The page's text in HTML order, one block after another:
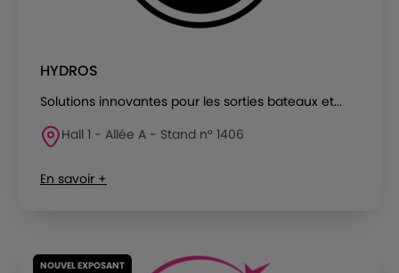
HYDROS
Solutions innovantes pour les sorties bateaux et...
Hall 1 - Allée A - Stand n° 1406
En savoir +
NOUVEL EXPOSANT